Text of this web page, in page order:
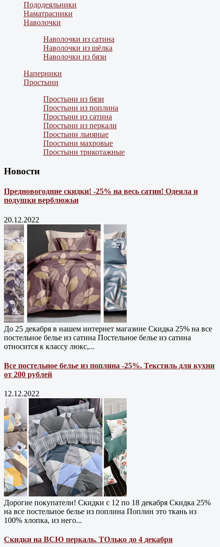
Пододеяльники
Наматрасники
Наволочки
Наволочки из сатина
Наволочки из шёлка
Наволочки из бязи
Наперники
Простыни
Простыни из бязи
Простыни из поплина
Простыни из сатина
Простыни из перкали
Простыни льняные
Простыни махровые
Простыни трикотажные
Новости
Предновогодние скидки! -25% на весь сатин! Одеяла и
подушки верблюжьи
20.12.2022
До 25 декабря в нашем интернет магазине Cкидка 25% на все
постельное белье из сатина Постельное белье из сатина
относится к классу люкс,...
Все постельное белье из поплина -25%. Текстиль для кухни
от 200 рублей
12.12.2022
Дорогие покупатели! Скидки с 12 по 18 декабря Скидка 25%
на все постельное белье из поплина Поплин это ткань из
100% хлопка, из него...
Скидки на ВСЮ перкаль. ТОлько до 4 декабря